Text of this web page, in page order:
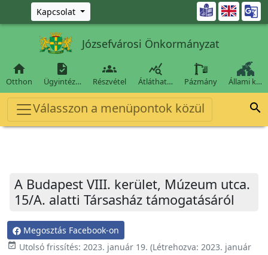
Ugrás a fő tartalomra
Kapcsolat 
Józsefvárosi Önkormányzat

Otthon

Ügyintéz…

Részvétel

Átláthat… Pázmány Állami k…
Válasszon a menüpontok közül 
A Budapest VIII. kerület, Múzeum utca.
15/A. alatti Társasház támogatásáról
Megosztás Facebook-on
event_available Utolsó frissítés: 2023. január 19. (Létrehozva: 2023. január